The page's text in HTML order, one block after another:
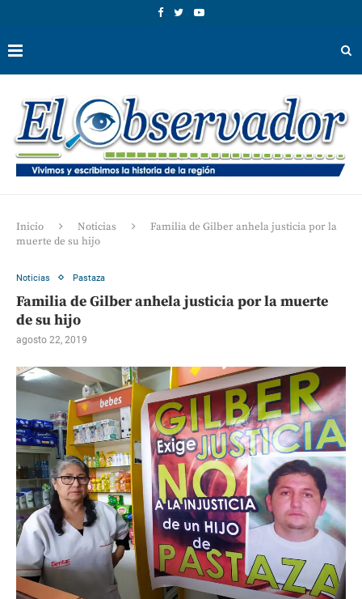
Inicio Noticias
Familia de Gilber anhela justicia por la
muerte de su hijo
Noticias Pastaza
Familia de Gilber anhela justicia por la muerte
de su hijo
agosto 22, 2019